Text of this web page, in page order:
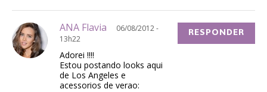
ANA Flavia
06/08/2012 -
13h22
Adorei !!!!
Estou postando looks aqui
de Los Angeles e
acessorios de verao:
RESPONDER